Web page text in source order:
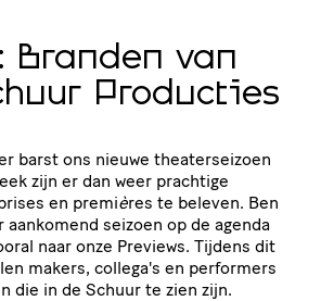
Branden van
Producties
barst ons nieuwe theaterseizoen
zijn er dan weer prachtige
en premières te beleven. Ben
aankomend seizoen op de agenda
naar onze Previews. Tijdens dit
makers, collega's en performers
die in de Schuur te zien zijn.